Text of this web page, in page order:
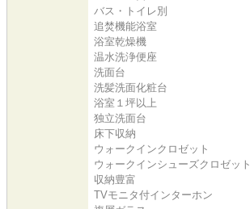
バス・トイレ別
追焚機能浴室
浴室乾燥機
温水洗浄便座
洗面台
洗髪洗面化粧台
浴室１坪以上
独立洗面台
床下収納
ウォークインクロゼット
ウォークインシューズクロゼット
収納豊富
TVモニタ付インターホン